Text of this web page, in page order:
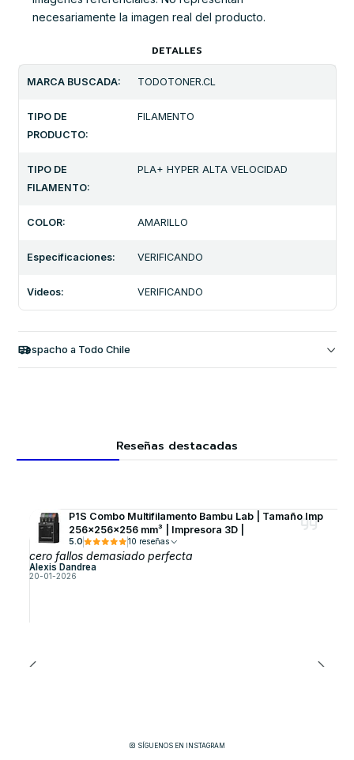
necesariamente la imagen real del producto.
DETALLES
MARCA BUSCADA: TODOTONER.CL
TIPO DE
PRODUCTO:
FILAMENTO
TIPO DE
FILAMENTO:
PLA+ HYPER ALTA VELOCIDAD
COLOR: AMARILLO
Especificaciones: VERIFICANDO
Videos: VERIFICANDO
Despacho a Todo Chile
Reseñas destacadas
P1S Combo Multifilamento Bambu Lab | Tamaño Imp
256×256×256 mm³ | Impresora 3D |
5.0 10 reseñas
cero fallos demasiado perfecta
Alexis Dandrea
20-01-2026
SÍGUENOS EN INSTAGRAM